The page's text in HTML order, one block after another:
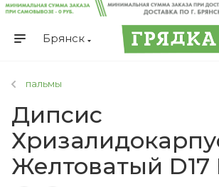
Брянск
пальмы
Дипсис
Желтоватый D17